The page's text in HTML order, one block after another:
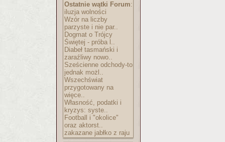
Ostatnie wątki Forum:
iluzja wolności
Wzór na liczby
parzyste i nie par..
Dogmat o Trójcy
Świętej - próba l..
Diabeł tasmański i
zaraźliwy nowo..
Sześcienne odchody-to
jednak możl..
Wszechświat
przygotowany na
więce..
Własność, podatki i
kryzys: syste..
Football i "okolice"
oraz aktorst..
zakazane jabłko z raju